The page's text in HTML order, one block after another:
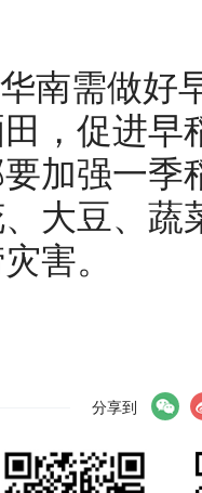
南需做好
，促进早
加强一季
大豆、蔬
害。
分享到